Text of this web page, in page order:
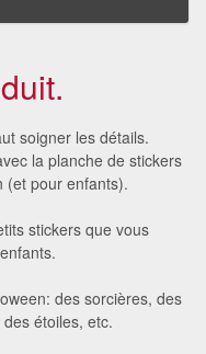
soigner les détails.
la planche de stickers
(et pour enfants).
stickers que vous
des sorcières, des
étoiles, etc.